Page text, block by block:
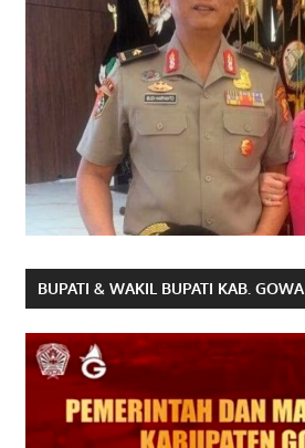
BUPATI & WAKIL BUPATI KAB. GOWA